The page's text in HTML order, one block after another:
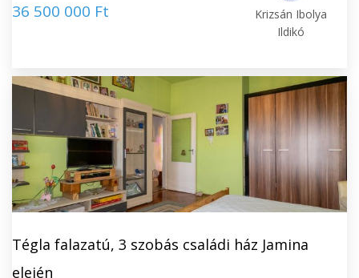
36 500 000 Ft
Krizsán Ibolya
Ildikó
Tégla falazatú, 3 szobás családi ház Jamina
elején